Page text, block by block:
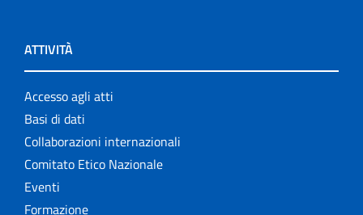
ATTIVITÀ
Accesso agli atti
Basi di dati
Collaborazioni internazionali
Comitato Etico Nazionale
Eventi
Formazione